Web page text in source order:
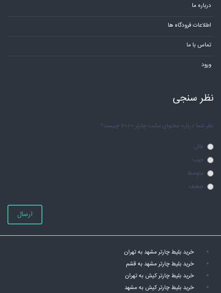
درباره ما
اطلاعات فرودگاه ها
تماس با ما
ورود
نظر سنجی
نظر شما درباره محتوای سایت چارتر 2020 چیست؟
عالی
خوب
متوسط
ضعیف
ارسال
خرید بلیط چارتر مشهد به تهران
خرید بلیط چارتر مشهد به قشم
خرید بلیط چارتر کیش به تهران
خرید بلیط چارتر کیش به مشهد